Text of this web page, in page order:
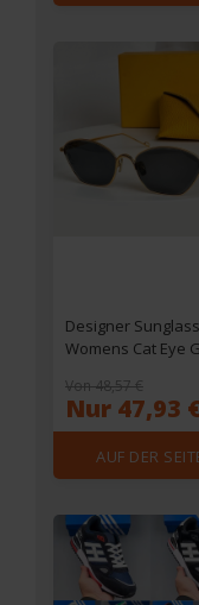
Designer
Womens Cat Eye
40115 Luxury Mens
Sunglasses
Goggles UV400
Protection
With Box
Von 48,57 €
Nur 47,93
AUF DER